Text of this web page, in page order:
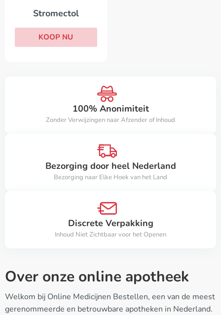
100% Anonimiteit
Zonder Verwijzingen naar Afzender of Inhoud
Bezorging door heel Nederland
Bezorging naar Elke Hoek van het Land
Discrete Verpakking
Inhoud Niet Zichtbaar voor het Openen
Over onze online apotheek
Welkom bij Online Medicijnen Bestellen, een van de meest
gerenommeerde en betrouwbare apotheken in Nederland.
Stromectol
KOOP NU